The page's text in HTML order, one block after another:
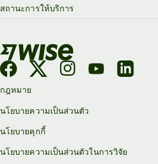
สถานะการให้บริการ
กฎหมาย
นโยบายความเป็นส่วนตัว
นโยบายคุกกี้
นโยบายความเป็นส่วนตัวในการวิจัย